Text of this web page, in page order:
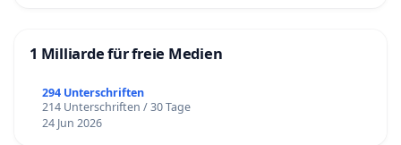
1 Milliarde für freie Medien
294 Unterschriften
214 Unterschriften / 30 Tage
24 Jun 2026